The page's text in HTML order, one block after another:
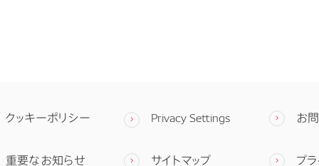
クッキーポリシー Privacy Settings お
重要なお知らせ サイトマップ プ